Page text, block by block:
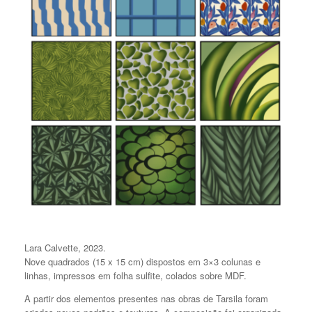
Lara Calvette, 2023.
Nove quadrados (15 x 15 cm) dispostos em 3×3 colunas e
linhas, impressos em folha sulfite, colados sobre MDF.
A partir dos elementos presentes nas obras de Tarsila foram